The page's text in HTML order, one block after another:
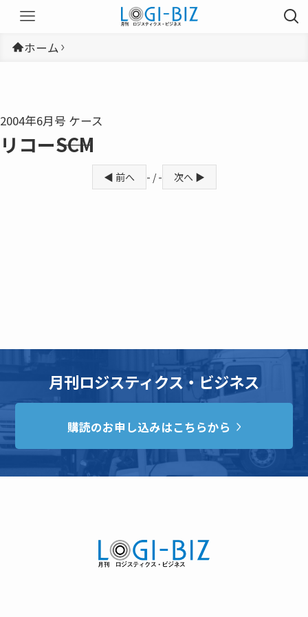
ホーム
2004年6月号 ケース
リコー――SCM
◀ 前へ - / - 次へ ▶
月刊ロジスティクス・ビジネス
購読のお申し込みはこちらから